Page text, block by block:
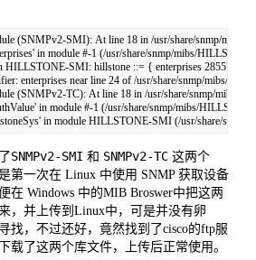
(SNMPv2-SMI): At line 18 in /usr/share/snmp/
in module #-1 (/usr/share/snmp/mibs/
HILLSTONE-SMI: hillstone ::= { enterprises 28557 }
enterprises near line 24 of /usr/share/snmp/mibs/
(SNMPv2-TC): At line 18 in /usr/share/snmp/
in module #-1 (/usr/share/snmp/mibs/
in module HILLSTONE-SMI (/usr/share/
SNMPv2-SMI 和 SNMPv2-TC这两个
第一次在 Linux 中使用 SNMP 获取设备
在 Windows 中的MIB Broswer中把这两
，并上传到Linux中，可是并没有卵
找，不过还好，竟然找到了cisco的ftp服
载了这两个库文件，上传后正常使用。